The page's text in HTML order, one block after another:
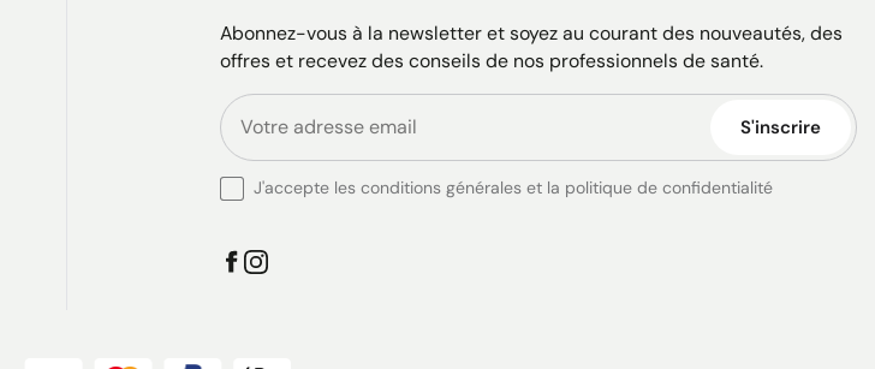
Abonnez-vous à la newsletter et soyez au courant des nouveautés, des
offres et recevez des conseils de nos professionnels de santé.
S'inscrire
J'accepte les conditions générales et la politique de confidentialité